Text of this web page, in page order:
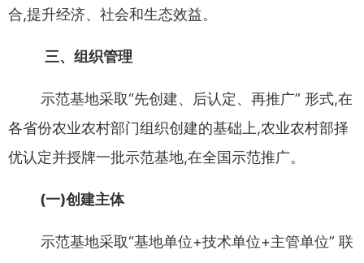
合,提升经济、 社会和生态效益。
三、 组织管理
示范基地采取“先创建、 后认定、 再推广” 形式,在
各省份农业农村部门组织创建的基础上,农业农村部择
优认定并授牌一批示范基地,在全国示范推广。
(一)创建主体
示范基地采取“基地单位+技术单位+主管单位” 联